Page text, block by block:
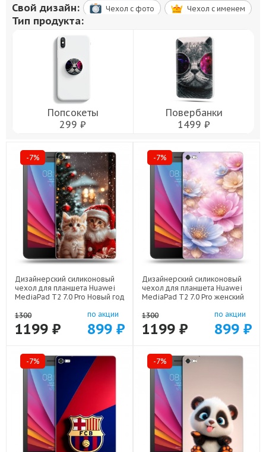
Свой дизайн: Чехол c фото Чехол c именем
Тип продукта:
Попсокеты
299 ₽
Повербанки
1499 ₽
-7%
Дизайнерский силиконовый
чехол для планшета Huawei
MediaPad T2 7.0 Pro Новый год
1300
1199 ₽
по акции
899 ₽
-7%
Дизайнерский силиконовый
чехол для планшета Huawei
MediaPad T2 7.0 Pro женский
1300
1199 ₽
по акции
899 ₽
-7% -7%